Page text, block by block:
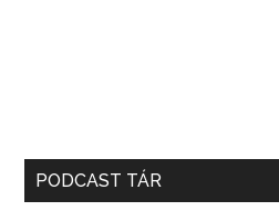
PODCAST TÁR